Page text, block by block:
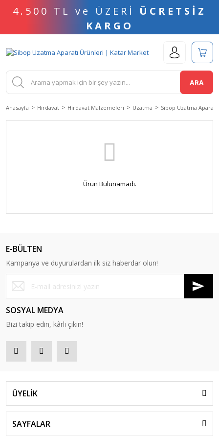
4.500 TL ve ÜZERİ ÜCRETSİZ
KARGO
ARA
Anasayfa Hırdavat Hırdavat Malzemeleri Uzatma Sibop Uzatma Aparatı
Ürün Bulunamadı.
E-BÜLTEN
Kampanya ve duyurulardan ilk siz haberdar olun!
SOSYAL MEDYA
Bizi takip edin, kârlı çıkın!
ÜYELİK
SAYFALAR